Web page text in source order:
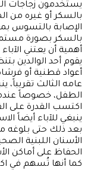
يستخدمون زجاجات
بالسكر أو غيره من
الإصابة بالتسوس
بالسكر بصورة
أهمية أن يعتني
يقوم أحد الوالدين
أعواد قطنية أو
عامه الثالث
الطفل، خصوصاً
اكتسب القدرة على
ينبغي للآباء أيضاً
بعد ذلك حتى بلوغه
الأسنان اللبنية
الحفاظ على أماكن
كما أنها تُسهم في